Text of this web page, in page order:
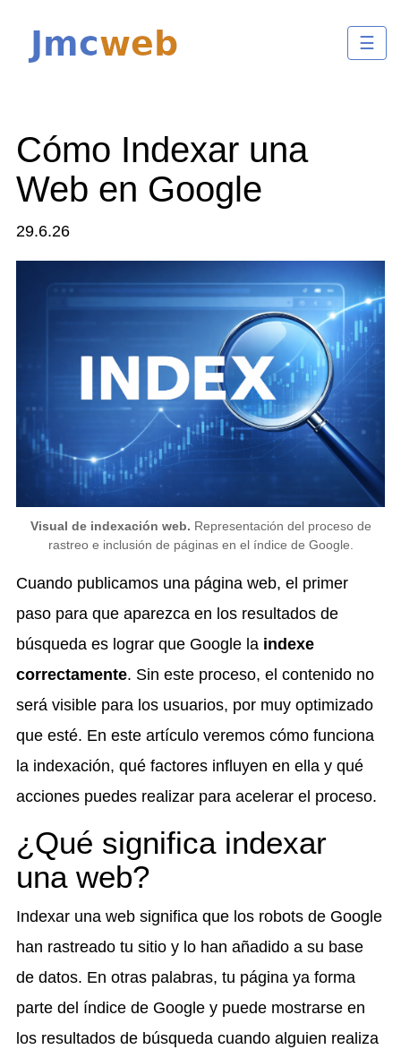
☰
Cómo Indexar una
Web en Google
29.6.26
Visual de indexación web. Representación del proceso de
rastreo e inclusión de páginas en el índice de Google.
Cuando publicamos una página web, el primer
paso para que aparezca en los resultados de
búsqueda es lograr que Google la indexe
correctamente. Sin este proceso, el contenido no
será visible para los usuarios, por muy optimizado
que esté. En este artículo veremos cómo funciona
la indexación, qué factores influyen en ella y qué
acciones puedes realizar para acelerar el proceso.
¿Qué significa indexar
una web?
Indexar una web significa que los robots de Google
han rastreado tu sitio y lo han añadido a su base
de datos. En otras palabras, tu página ya forma
parte del índice de Google y puede mostrarse en
los resultados de búsqueda cuando alguien realiza